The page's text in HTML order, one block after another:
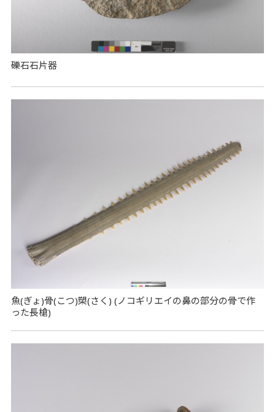
礫石石片器
魚(ぎょ)骨(こつ)槊(さく) (ノコギリエイの鼻の部分の骨で作
った長槍)